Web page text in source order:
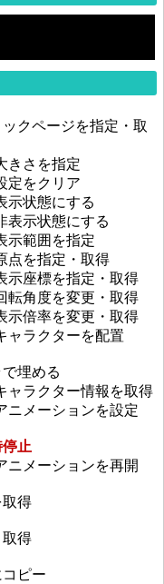
クページを指定・取
きさを指定
定をクリア
示状態にする
表示状態にする
示範囲を指定
点を指定・取得
示座標を指定・取得
転角度を変更・取得
示倍率を変更・取得
ャラクターを配置
埋める
ャラクター情報を取得
ニメーションを設定
止
ニメーションを再開
得
得
ピー